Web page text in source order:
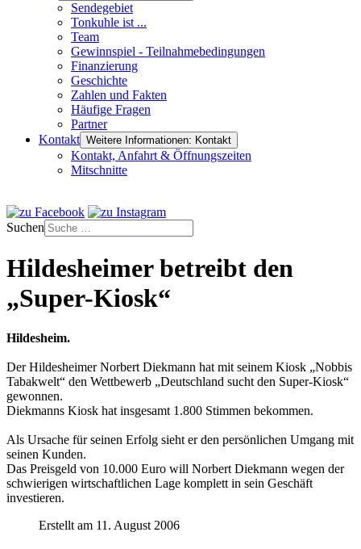
Sendegebiet
Tonkuhle ist ...
Team
Gewinnspiel - Teilnahmebedingungen
Finanzierung
Geschichte
Zahlen und Fakten
Häufige Fragen
Partner
Kontakt Weitere Informationen: Kontakt
Kontakt, Anfahrt & Öffnungszeiten
Mitschnitte
Suchen
Hildesheimer betreibt den
„Super-Kiosk“
Hildesheim.
Der Hildesheimer Norbert Diekmann hat mit seinem Kiosk „Nobbis
Tabakwelt“ den Wettbewerb „Deutschland sucht den Super-Kiosk“
gewonnen.
Diekmanns Kiosk hat insgesamt 1.800 Stimmen bekommen.
Als Ursache für seinen Erfolg sieht er den persönlichen Umgang mit
seinen Kunden.
Das Preisgeld von 10.000 Euro will Norbert Diekmann wegen der
schwierigen wirtschaftlichen Lage komplett in sein Geschäft
investieren.
Erstellt am 11. August 2006